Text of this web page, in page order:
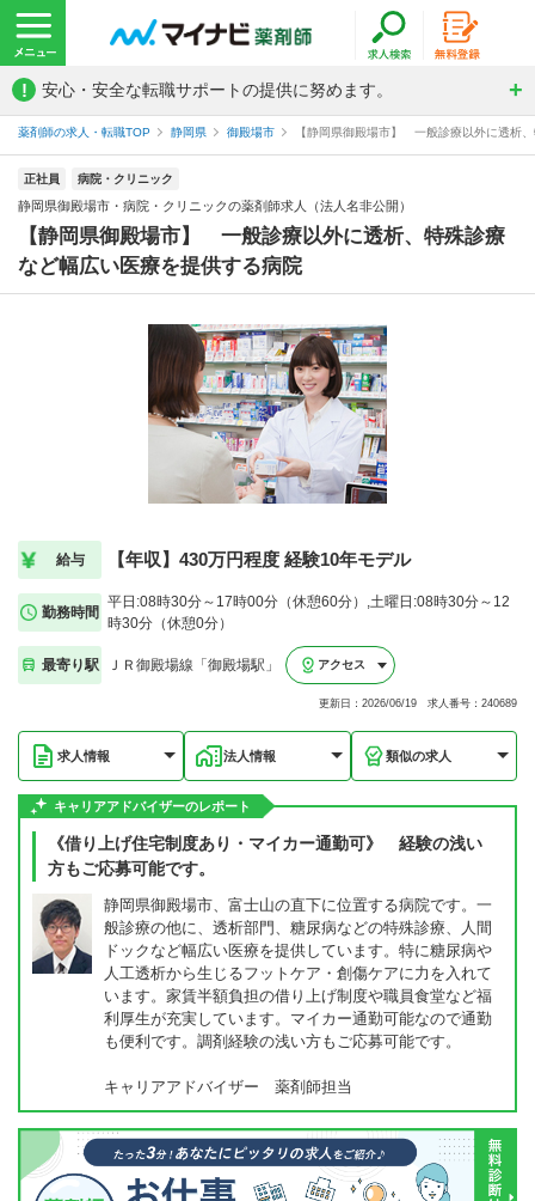
! 安心・安全な転職サポートの提供に努めます。
薬剤師の求人・転職TOP 静岡県 御殿場市 【静岡県御殿場市】 一般診療以外に透析
正社員 病院・クリニック
静岡県御殿場市・病院・クリニックの薬剤師求人（法人名非公開）
【静岡県御殿場市】 一般診療以外に透析、特殊診療
など幅広い医療を提供する病院
給与 【年収】430万円程度 経験10年モデル
勤務時間
平日:08時30分～17時00分（休憩60分）,土曜日:08時30分～12
時30分（休憩0分）
最寄り駅 ＪＲ御殿場線「御殿場駅」 アクセス
更新日：2026/06/19 求人番号：240689
求人情報 法人情報 類似の求人
キャリアアドバイザーのレポート
《借り上げ住宅制度あり・マイカー通勤可》 経験の浅い
方もご応募可能です。
静岡県御殿場市、富士山の直下に位置する病院です。一
般診療の他に、透析部門、糖尿病などの特殊診療、人間
ドックなど幅広い医療を提供しています。特に糖尿病や
人工透析から生じるフットケア・創傷ケアに力を入れて
います。家賃半額負担の借り上げ制度や職員食堂など福
利厚生が充実しています。マイカー通勤可能なので通勤
も便利です。調剤経験の浅い方もご応募可能です。
キャリアアドバイザー 薬剤師担当